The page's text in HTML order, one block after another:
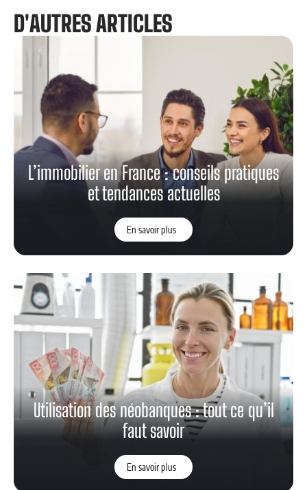
D'AUTRES ARTICLES
L’immobilier en France : conseils pratiques
et tendances actuelles
En savoir plus
Utilisation des néobanques : tout ce qu’il
faut savoir
En savoir plus